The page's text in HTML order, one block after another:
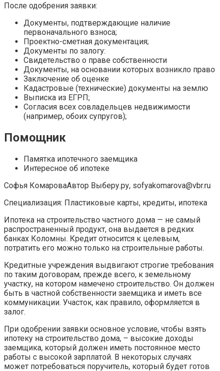
После одобрения заявки:
Документы, подтверждающие наличие
первоначального взноса;
Проектно-сметная документация;
Документы по залогу:
Свидетельство о праве собственности
Документы, на основании которых возникло право
Заключение об оценке
Кадастровые (технические) документы на землю
Выписка из ЕГРП;
Согласия всех совладельцев недвижимости
(например, обоих супругов);
Помощник
Памятка ипотечного заемщика
Интересное об ипотеке
Софья КомароваАвтор Выберу.ру, sofyakomarova@vbr.ru
Специализация: Пластиковые карты, кредиты, ипотека
Ипотека на строительство частного дома — не самый
распространенный продукт, она выдается в редких
банках Коломны. Кредит относится к целевым,
потратить его можно только на строительные работы.
Кредитные учреждения выдвигают строгие требования
по таким договорам, прежде всего, к земельному
участку, на котором намечено строительство. Он должен
быть в частной собственности заемщика и иметь все
коммуникации. Участок, как правило, оформляется в
залог.
При одобрении заявки основное условие, чтобы взять
ипотеку на строительство дома, – высокие доходы
заемщика, который должен иметь постоянное место
работы с высокой зарплатой. В некоторых случаях
может потребоваться поручитель, который будет готов